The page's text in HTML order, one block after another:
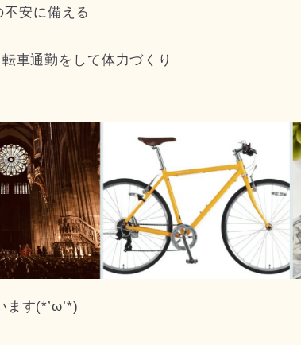
安に備える
車通勤をして体力づくり
ます(*’ω’*)